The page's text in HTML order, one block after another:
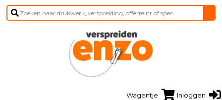
Inloggen
Wagentje